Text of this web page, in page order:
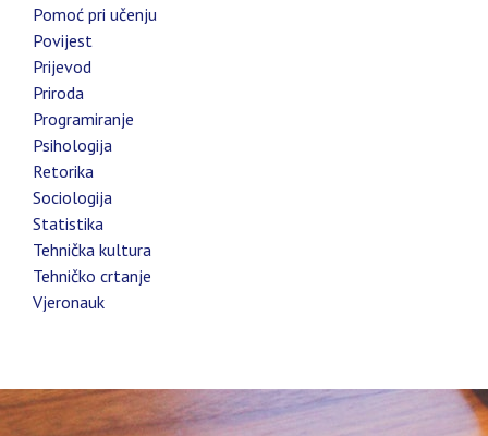
Pomoć pri učenju
Povijest
Prijevod
Priroda
Programiranje
Psihologija
Retorika
Sociologija
Statistika
Tehnička kultura
Tehničko crtanje
Vjeronauk